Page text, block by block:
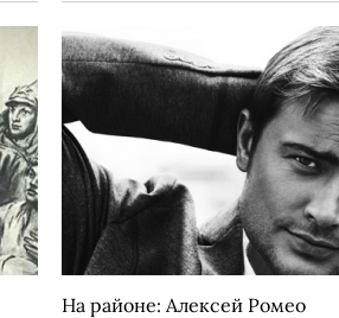
На районе: Алексей Ромео